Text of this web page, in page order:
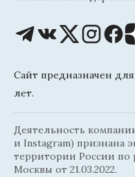
Сайт предназначен
лет.
Деятельность
и Instagram) признана
территории России по
Москвы от 21.03.2022.